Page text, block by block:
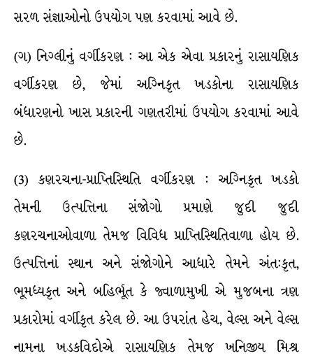
સરળ સંજ્ઞાઓનો ઉપયોગ પણ કરવામાં આવે છે.
(ગ) નિગ્લીનું વર્ગીકરણ : આ એક એવા પ્રકારનું રાસાયણિક
વર્ગીકરણ છે, જેમાં અગ્નિકૃત ખડકોના રાસાયણિક
બંધારણનો ખાસ પ્રકારની ગણતરીમાં ઉપયોગ કરવામાં આવે
છે.
(3) કણરચના-પ્રાપ્તિસ્થિતિ વર્ગીકરણ : અગ્નિકૃત ખડકો
તેમની ઉત્પત્તિના સંજોગો પ્રમાણે જુદી જુદી
કણરચનાઓવાળા તેમજ વિવિધ પ્રાપ્તિસ્થિતિવાળા હોય છે.
ઉત્પત્તિનાં સ્થાન અને સંજોગોને આધારે તેમને અંત:કૃત,
ભૂમધ્યકૃત અને બહિર્ભૂત કે જ્વાળામુખી એ મુજબના ત્રણ
પ્રકારોમાં વર્ગીકૃત કરેલ છે. આ ઉપરાંત હેચ, વેલ્સ અને વેલ્સ
નામના ખડકવિદોએ રાસાયણિક તેમજ ખનિજીય મિશ્ર